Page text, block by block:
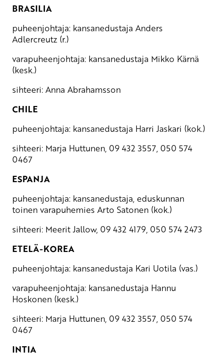
BRASILIA
puheenjohtaja: kansanedustaja Anders
Adlercreutz (r.)
varapuheenjohtaja: kansanedustaja Mikko Kärnä
(kesk.)
sihteeri: Anna Abrahamsson
CHILE
puheenjohtaja: kansanedustaja Harri Jaskari (kok.)
sihteeri: Marja Huttunen, 09 432 3557, 050 574
0467
ESPANJA
puheenjohtaja: kansanedustaja, eduskunnan
toinen varapuhemies Arto Satonen (kok.)
sihteeri: Meerit Jallow, 09 432 4179, 050 574 2473
ETELÄ-KOREA
puheenjohtaja: kansanedustaja Kari Uotila (vas.)
varapuheenjohtaja: kansanedustaja Hannu
Hoskonen (kesk.)
sihteeri: Marja Huttunen, 09 432 3557, 050 574
0467
INTIA